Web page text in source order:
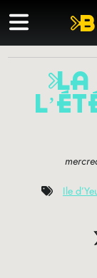
la playlist de
Ile